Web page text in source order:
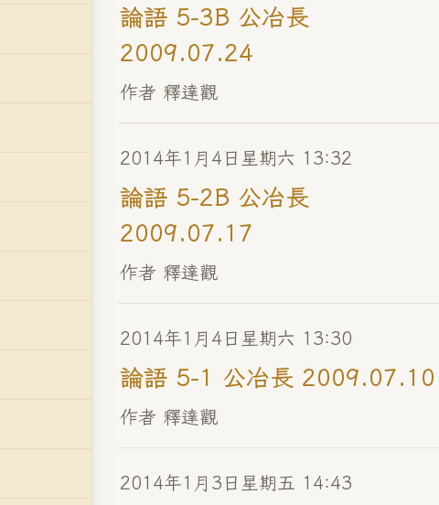
論語 5-3B 公冶長
2009.07.24
作者 釋達觀
2014年1月4日星期六 13:32
論語 5-2B 公冶長
2009.07.17
作者 釋達觀
2014年1月4日星期六 13:30
論語 5-1 公冶長 2009.07.10
作者 釋達觀
2014年1月3日星期五 14:43